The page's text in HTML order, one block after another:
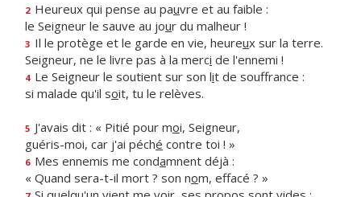
2 Heureux qui pense au pauvre et au faible :
le Seigneur le sauve au jour du malheur !
3 Il le protège et le garde en vie, heureux sur la terre.
Seigneur, ne le livre pas à la merci de l'ennemi !
4 Le Seigneur le soutient sur son lit de souffrance :
si malade qu'il soit, tu le relèves.
5 J'avais dit : « Pitié pour moi, Seigneur,
guéris-moi, car j'ai péché contre toi ! »
6 Mes ennemis me condamnent déjà :
« Quand sera-t-il mort ? son nom, effacé ? »